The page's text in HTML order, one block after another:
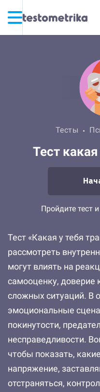
Тесты
Тест
Пройдите тест
Тест «Какая у тебя
рассмотреть
могут влиять на
самооценку, доверие
сложных ситуаций. В
эмоциональные
покинутости,
несправедливости.
чтобы показать,
напряжение,
отстраняться,